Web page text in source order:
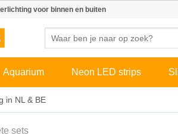
voor binnen en buiten
Aquarium Neon LED strips
in NL & BE
sets